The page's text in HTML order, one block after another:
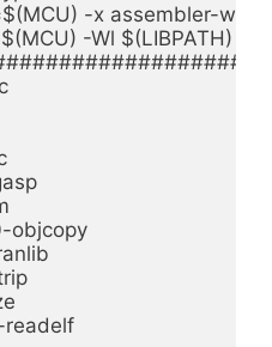
-x assembler-
-Wl $(LIBPATH)
objcopy
readelf